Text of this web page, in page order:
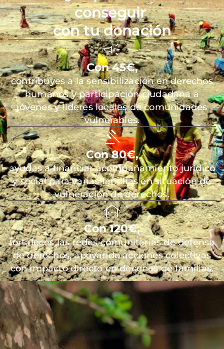
conseguir
con tu donación
Con 45€,
contribuyes a la sensibilización en derechos
humanos y participación ciudadana a
jóvenes y líderes locales de comunidades
vulnerables.
Con 80€,
ayudas a financiar acompañamiento jurídico
y social para varias familias en situación de
vulneración de derechos.
Con 120€,
fortaleces las redes comunitarias de defensa
de derechos, apoyando acciones colectivas
con impacto directo en decenas de familias.